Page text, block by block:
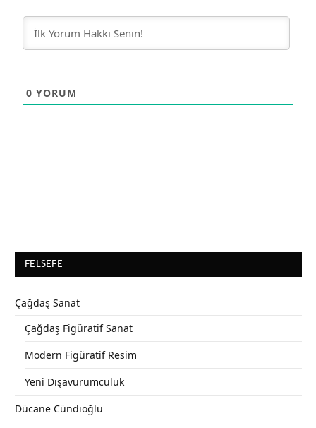
0 YORUM
FELSEFE
Çağdaş Sanat
Çağdaş Figüratif Sanat
Modern Figüratif Resim
Yeni Dışavurumculuk
Dücane Cündioğlu